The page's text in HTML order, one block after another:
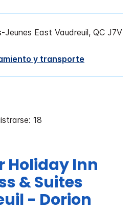
Jeunes East Vaudreuil, QC J7V
y transporte
18
Holiday Inn
& Suites
- Dorion